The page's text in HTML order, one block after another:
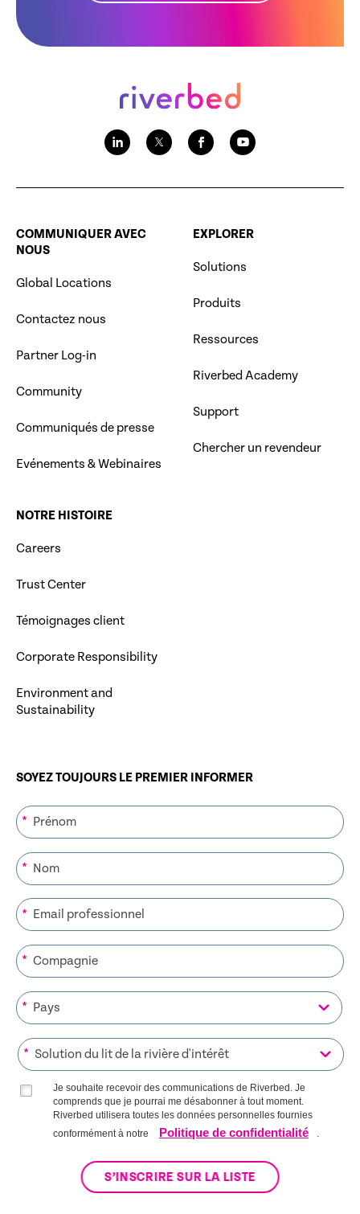
COMMUNIQUER AVEC
NOUS
Global Locations
Contactez nous
Partner Log-in
Community
Communiqués de presse
Evénements & Webinaires
EXPLORER
Solutions
Produits
Ressources
Riverbed Academy
Support
Chercher un revendeur
NOTRE HISTOIRE
Careers
Trust Center
Témoignages client
Corporate Responsibility
Environment and
Sustainability
SOYEZ TOUJOURS LE PREMIER INFORMER
*
*
*
*
*
*
Je souhaite recevoir des communications de Riverbed. Je
comprends que je pourrai me désabonner à tout moment.
Riverbed utilisera toutes les données personnelles fournies
conformément à notre
Politique de confidentialité .
S’INSCRIRE SUR LA LISTE